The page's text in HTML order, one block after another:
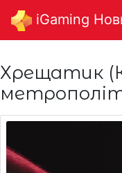
iGaming
Хрещатик